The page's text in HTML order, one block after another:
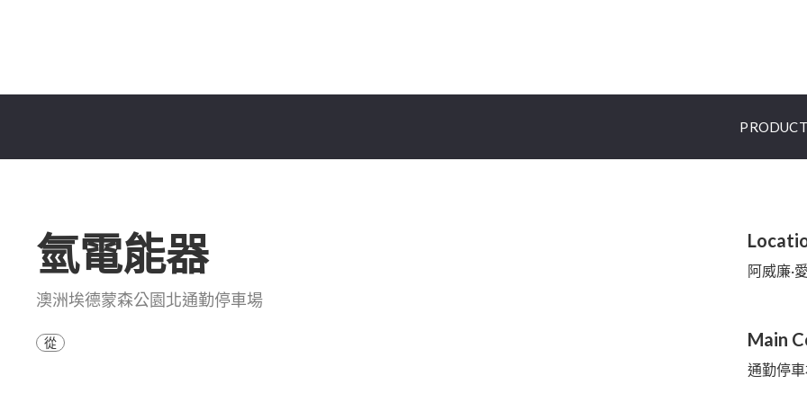
氫電能器
澳洲埃德蒙森公園北通勤停車場
從
阿威廉·
Main
通勤停